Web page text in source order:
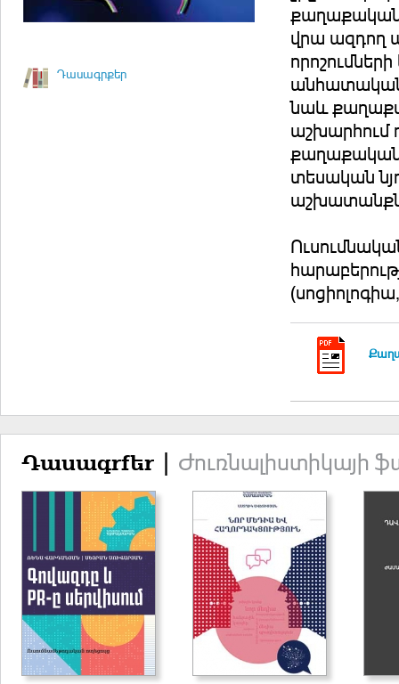
Դասագրքեր
քաղաքական
վրա ազդող
անհատական
նաև
աշխարհում
քաղաքական
տեսական
Դասագրքեր | Ժուռնալիստիկայի